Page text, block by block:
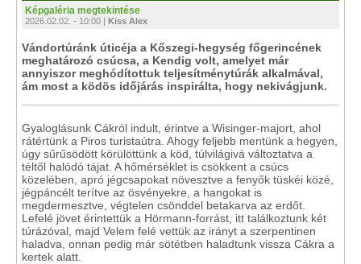
Képgaléria megtekintése
2026.02.02. - 10:00 | Kiss Alex
Vándortúránk úticéja a Kőszegi-hegység főgerincének
meghatározó csúcsa, a Kendig volt, amelyet már
annyiszor meghódítottuk teljesítménytúrák alkalmával,
ám most a ködös időjárás inspirálta, hogy nekivágjunk.
Gyaloglásunk Cákról indult, érintve a Wisinger-majort, ahol
rátértünk a Piros turistaútra. Ahogy feljebb mentünk a hegyen,
úgy sűrűsödött körülöttünk a köd, túlvilágivá változtatva a
téltől halódó tájat. A hőmérséklet is csökkent a csúcs
közelében, apró jégcsapokat növesztve a fenyők tüskéi közé,
jégpáncélt terítve az ösvényekre, a hangokat is
megdermesztve, végtelen csönddel betakarva az erdőt.
Lefelé jövet érintettük a Hörmann-forrást, itt találkoztunk két
túrázóval, majd Velem felé vettük az irányt a szerpentinen
haladva, onnan pedig már sötétben haladtunk vissza Cákra a
kertek alatt.